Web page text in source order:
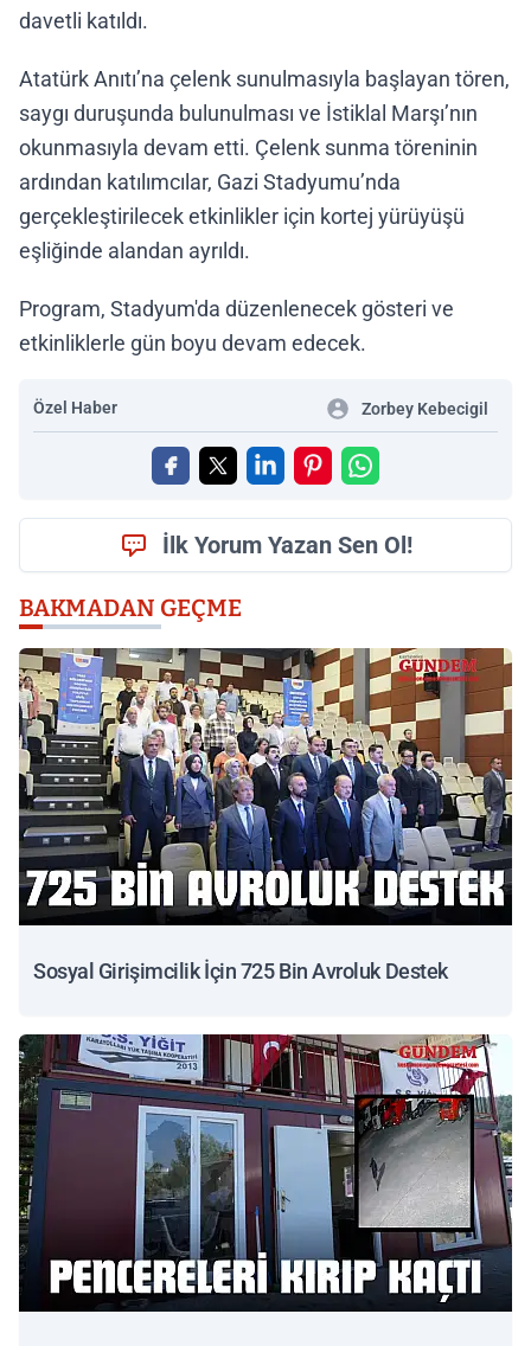
davetli katıldı.
Atatürk Anıtı’na çelenk sunulmasıyla başlayan tören,
saygı duruşunda bulunulması ve İstiklal Marşı’nın
okunmasıyla devam etti. Çelenk sunma töreninin
ardından katılımcılar, Gazi Stadyumu’nda
gerçekleştirilecek etkinlikler için kortej yürüyüşü
eşliğinde alandan ayrıldı.
Program, Stadyum'da düzenlenecek gösteri ve
etkinliklerle gün boyu devam edecek.
Özel Haber Zorbey Kebecigil
İlk Yorum Yazan Sen Ol!
BAKMADAN GEÇME
Sosyal Girişimcilik İçin 725 Bin Avroluk Destek